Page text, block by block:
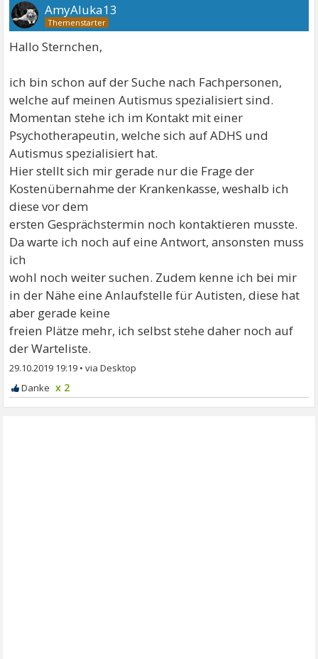
AmyAluka13
Hallo Sternchen,
ich bin schon auf der Suche nach Fachpersonen,
welche auf meinen Autismus spezialisiert sind.
Momentan stehe ich im Kontakt mit einer
Psychotherapeutin, welche sich auf ADHS und
Autismus spezialisiert hat.
Hier stellt sich mir gerade nur die Frage der
Kostenübernahme der Krankenkasse, weshalb ich
diese vor dem
ersten Gesprächstermin noch kontaktieren musste.
Da warte ich noch auf eine Antwort, ansonsten muss
ich
wohl noch weiter suchen. Zudem kenne ich bei mir
in der Nähe eine Anlaufstelle für Autisten, diese hat
aber gerade keine
freien Plätze mehr, ich selbst stehe daher noch auf
der Warteliste.
29.10.2019 19:19 •
x 2